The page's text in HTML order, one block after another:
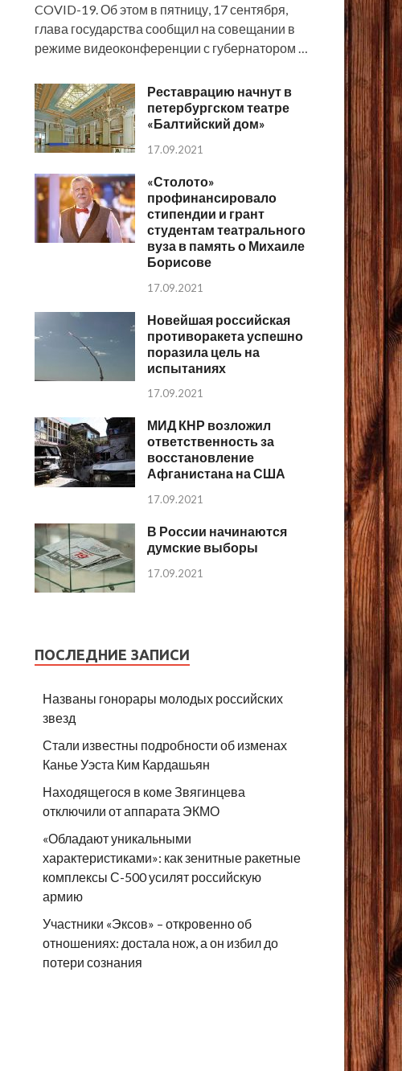
COVID-19. Об этом в пятницу, 17 сентября,
глава государства сообщил на совещании в
режиме видеоконференции с губернатором …
Реставрацию начнут в
петербургском театре
«Балтийский дом»
17.09.2021
«Столото»
профинансировало
стипендии и грант
студентам театрального
вуза в память о Михаиле
Борисове
17.09.2021
Новейшая российская
противоракета успешно
поразила цель на
испытаниях
17.09.2021
МИД КНР возложил
ответственность за
восстановление
Афганистана на США
17.09.2021
В России начинаются
думские выборы
17.09.2021
ПОСЛЕДНИЕ ЗАПИСИ
Названы гонорары молодых российских
звезд
Стали известны подробности об изменах
Канье Уэста Ким Кардашьян
Находящегося в коме Звягинцева
отключили от аппарата ЭКМО
«Обладают уникальными
характеристиками»: как зенитные ракетные
комплексы С-500 усилят российскую
армию
Участники «Эксов» – откровенно об
отношениях: достала нож, а он избил до
потери сознания